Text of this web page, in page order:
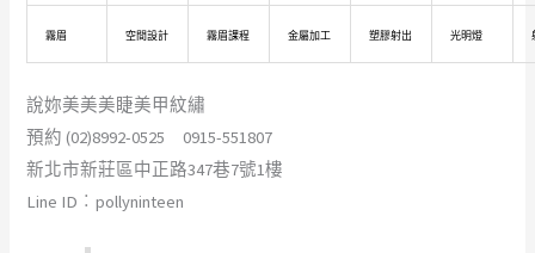
霧眉 空間設計 霧眉課程 金屬加工 塑膠射出 光明燈
說妳美美美睫美甲紋繡
預約 (02)8992-0525 0915-551807
新北市新莊區中正路347巷7號1樓
Line ID︰pollyninteen